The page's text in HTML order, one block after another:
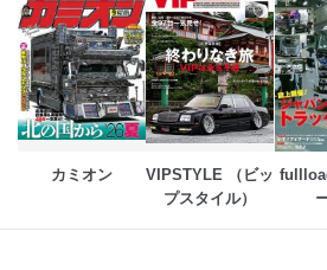
カミオン
VIPSTYLE （ビッ
プスタイル）